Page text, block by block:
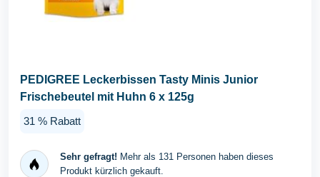
PEDIGREE Leckerbissen Tasty Minis Junior
Frischebeutel mit Huhn 6 x 125g
31 % Rabatt
Sehr gefragt! Mehr als 131 Personen haben dieses
Produkt kürzlich gekauft.